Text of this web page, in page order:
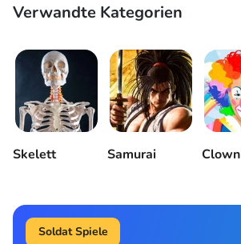
Verwandte Kategorien
Skelett Samurai Clown
Soldat Spiele